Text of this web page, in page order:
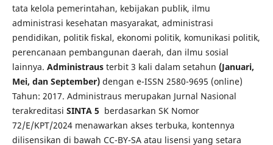
tata kelola pemerintahan, kebijakan publik, ilmu
administrasi kesehatan masyarakat, administrasi
pendidikan, politik fiskal, ekonomi politik, komunikasi politik,
perencanaan pembangunan daerah, dan ilmu sosial
lainnya. Administrausterbit 3 kali dalam setahun (Januari,
Mei, dan September)dengan e-ISSN 2580-9695 (online)
Tahun: 2017. Administraus merupakan Jurnal Nasional
terakreditasi SINTA 5 berdasarkan SK Nomor
72/E/KPT/2024 menawarkan akses terbuka, kontennya
dilisensikan di bawah CC-BY-SA atau lisensi yang setara